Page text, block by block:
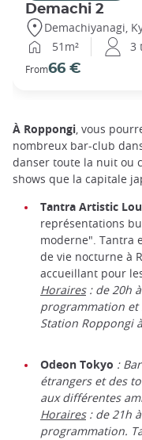
Demachi 2
Demachiyanagi,
51m²
3
From66 €
À Roppongi, vous
nombreux bar-club
danser toute la nuit ou
shows que la capitale
Tantra Artistic
représentations
moderne". Tantra
de vie nocturne à
accueillant pour
Horaires: de 20h
programmation et
Station Roppongi
Odeon Tokyo :
étrangers et des
aux différentes
Horaires: de 21h
programmation.